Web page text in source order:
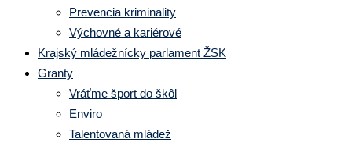
Prevencia kriminality
Výchovné a kariérové
Krajský mládežnícky parlament ŽSK
Granty
Vráťme šport do škôl
Enviro
Talentovaná mládež